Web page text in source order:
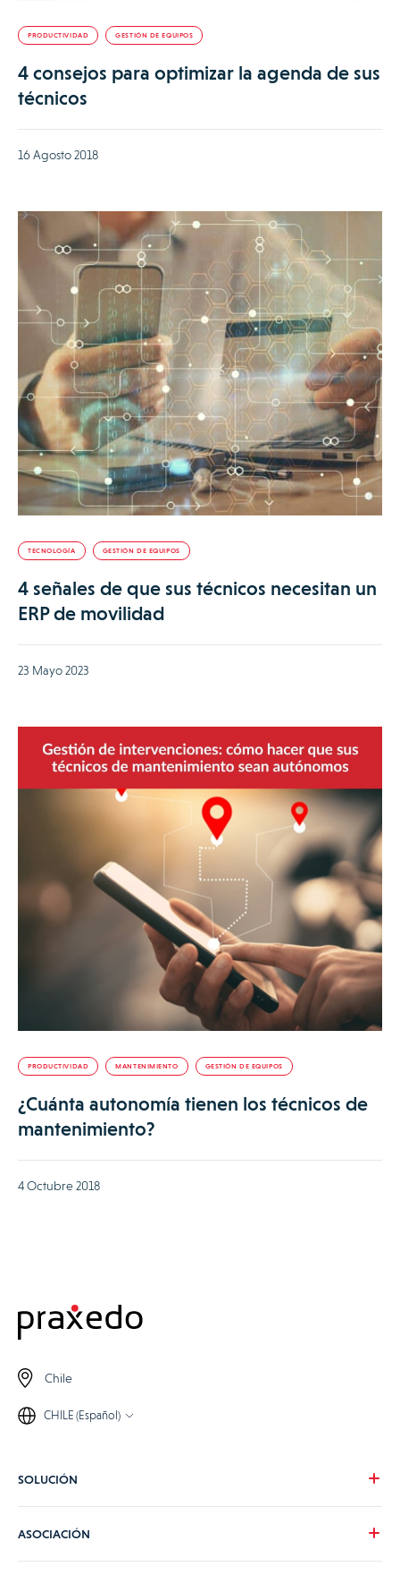
PRODUCTIVIDAD GESTIÓN DE EQUIPOS
4 consejos para optimizar la agenda de sus
técnicos
16 Agosto 2018
TECNOLOGÍA GESTIÓN DE EQUIPOS
4 señales de que sus técnicos necesitan un
ERP de movilidad
23 Mayo 2023
PRODUCTIVIDAD MANTENIMIENTO GESTIÓN DE EQUIPOS
¿Cuánta autonomía tienen los técnicos de
mantenimiento?
4 Octubre 2018
Chile
CHILE (Español)
SOLUCIÓN
ASOCIACIÓN